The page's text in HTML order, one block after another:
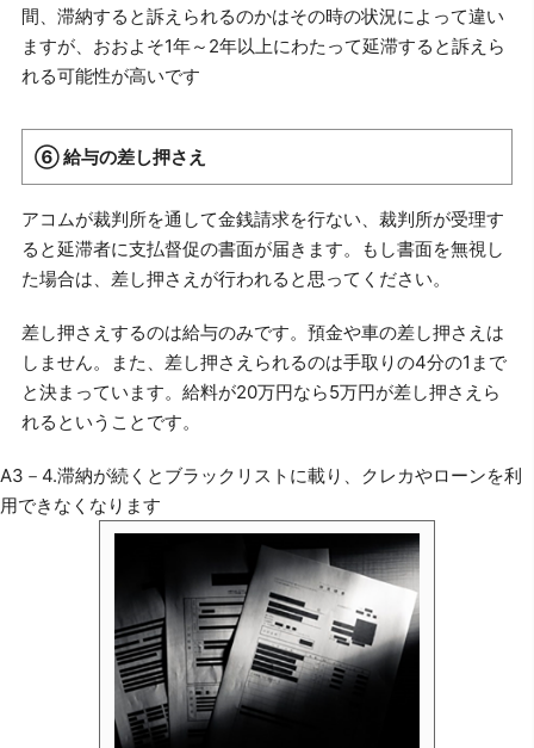
間、滞納すると訴えられるのかはその時の状況によって違い
ますが、おおよそ1年～2年以上にわたって延滞すると訴えら
れる可能性が高いです
⑥ 給与の差し押さえ
アコムが裁判所を通して金銭請求を行ない、裁判所が受理す
ると延滞者に支払督促の書面が届きます。もし書面を無視し
た場合は、差し押さえが行われると思ってください。
差し押さえするのは給与のみです。預金や車の差し押さえは
しません。また、差し押さえられるのは手取りの4分の1まで
と決まっています。給料が20万円なら5万円が差し押さえら
れるということです。
A3－4.滞納が続くとブラックリストに載り、クレカやローンを利
用できなくなります